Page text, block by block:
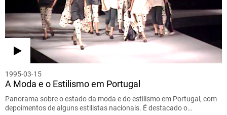
1995-03-15
A Moda e o Estilismo em Portugal
Panorama sobre o estado da moda e do estilismo em Portugal, com
depoimentos de alguns estilistas nacionais. É destacado o…